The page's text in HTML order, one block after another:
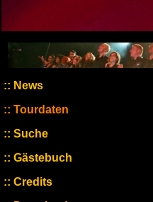
News
Tourdaten
Suche
Gästebuch
Credits